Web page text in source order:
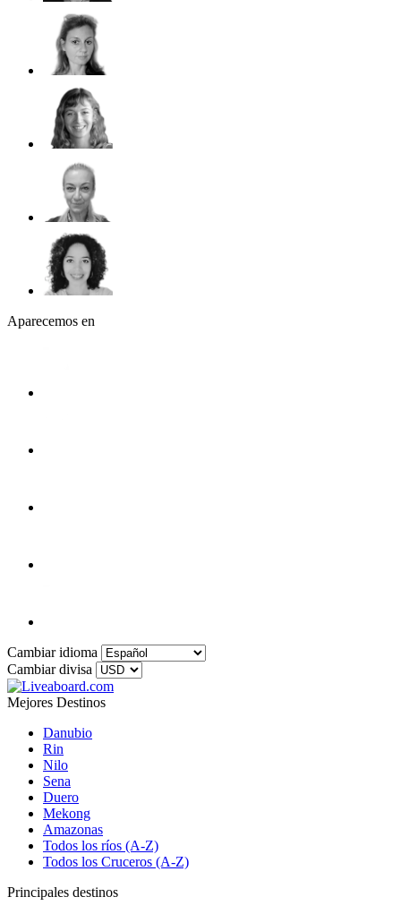
Aparecemos en
Cambiar idioma
Cambiar divisa
Mejores Destinos
Danubio
Rin
Nilo
Sena
Duero
Mekong
Amazonas
Todos los ríos (A-Z)
Todos los Cruceros (A-Z)
Principales destinos